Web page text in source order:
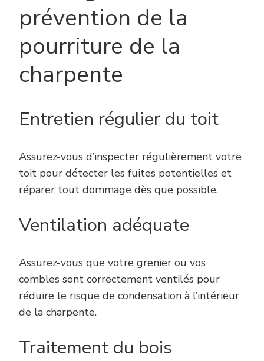
prévention de la
pourriture de la
charpente
Entretien régulier du toit
Assurez-vous d’inspecter régulièrement votre
toit pour détecter les fuites potentielles et
réparer tout dommage dès que possible.
Ventilation adéquate
Assurez-vous que votre grenier ou vos
combles sont correctement ventilés pour
réduire le risque de condensation à l’intérieur
de la charpente.
Traitement du bois